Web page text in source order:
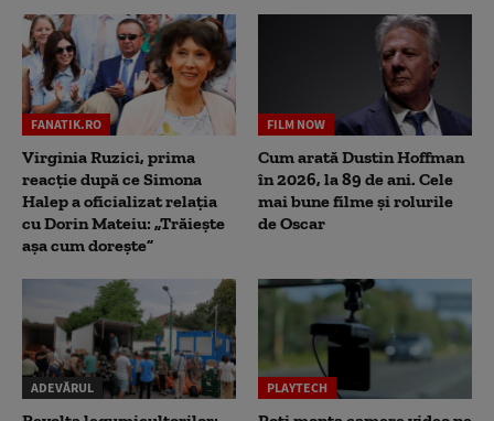
FANATIK.RO
Virginia Ruzici, prima
reacție după ce Simona
Halep a oficializat relația
cu Dorin Mateiu: „Trăiește
așa cum dorește”
FILM NOW
Cum arată Dustin Hoffman
în 2026, la 89 de ani. Cele
mai bune filme și rolurile
de Oscar
ADEVĂRUL PLAYTECH